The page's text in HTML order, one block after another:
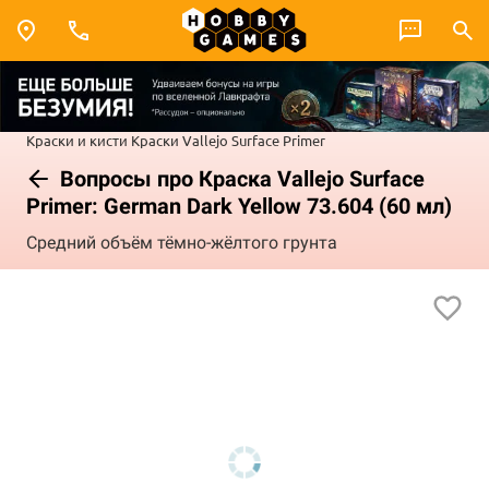
Краски и кисти Краски Vallejo Surface Primer
Вопросы про Краска Vallejo Surface
Primer: German Dark Yellow 73.604 (60 мл)
Средний объём тёмно-жёлтого грунта